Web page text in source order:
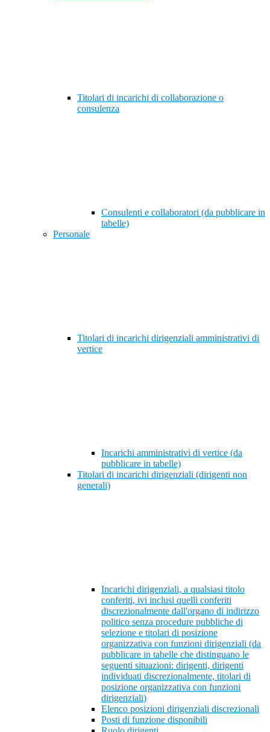
Titolari di incarichi di collaborazione o
consulenza
Consulenti e collaboratori (da pubblicare in
tabelle)
Personale
Titolari di incarichi dirigenziali amministrativi di
vertice
Incarichi amministrativi di vertice (da
pubblicare in tabelle)
Titolari di incarichi dirigenziali (dirigenti non
generali)
Incarichi dirigenziali, a qualsiasi titolo
conferiti, ivi inclusi quelli conferiti
discrezionalmente dall'organo di indirizzo
politico senza procedure pubbliche di
selezione e titolari di posizione
organizzativa con funzioni dirigenziali (da
pubblicare in tabelle che distinguano le
seguenti situazioni: dirigenti, dirigenti
individuati discrezionalmente, titolari di
posizione organizzativa con funzioni
dirigenziali)
Elenco posizioni dirigenziali discrezionali
Posti di funzione disponibili